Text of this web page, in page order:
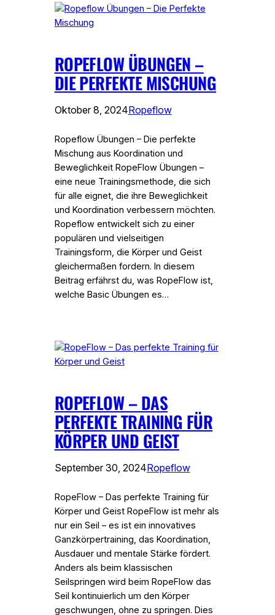
ROPEFLOW ÜBUNGEN –
DIE PERFEKTE MISCHUNG
Oktober 8, 2024Ropeflow
Ropeflow Übungen – Die perfekte
Mischung aus Koordination und
Beweglichkeit RopeFlow Übungen –
eine neue Trainingsmethode, die sich
für alle eignet, die ihre Beweglichkeit
und Koordination verbessern möchten.
Ropeflow entwickelt sich zu einer
populären und vielseitigen
Trainingsform, die Körper und Geist
gleichermaßen fordern. In diesem
Beitrag erfährst du, was RopeFlow ist,
welche Basic Übungen es…
ROPEFLOW – DAS
PERFEKTE TRAINING FÜR
KÖRPER UND GEIST
September 30, 2024Ropeflow
RopeFlow – Das perfekte Training für
Körper und Geist RopeFlow ist mehr als
nur ein Seil – es ist ein innovatives
Ganzkörpertraining, das Koordination,
Ausdauer und mentale Stärke fördert.
Anders als beim klassischen
Seilspringen wird beim RopeFlow das
Seil kontinuierlich um den Körper
geschwungen, ohne zu springen. Dies